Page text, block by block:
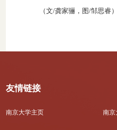
（文/龚家骊，图/邹思睿）
友情链接
南京大学主页 南京